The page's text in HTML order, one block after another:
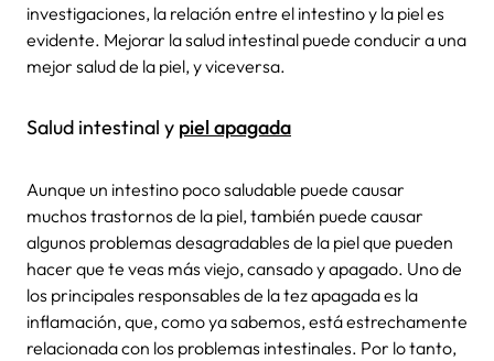
investigaciones, la relación entre el intestino y la piel es
evidente. Mejorar la salud intestinal puede conducir a una
mejor salud de la piel, y viceversa.
Salud intestinal y piel apagada
Aunque un intestino poco saludable puede causar
muchos trastornos de la piel, también puede causar
algunos problemas desagradables de la piel que pueden
hacer que te veas más viejo, cansado y apagado. Uno de
los principales responsables de la tez apagada es la
inflamación, que, como ya sabemos, está estrechamente
relacionada con los problemas intestinales. Por lo tanto,